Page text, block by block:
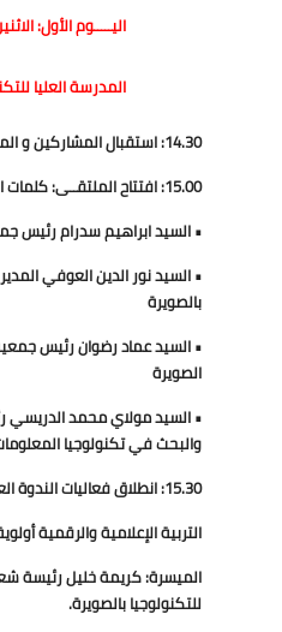
اليـــــوم الأول: الاثنين 01 أبريل
المدرسة العليا
14.30: استقبال المشاركين و المشاركات؛
15.00: افتتاح الملتقــى: كلمات الجهات المنظمة والشريكة
• السيد ابراهيم سدرام رئيس
• السيد نور الدين العوفي
بالصويرة
• السيد عماد رضوان رئيس
الصويرة
• السيد مولاي محمد الدريسي
والبحث في تكنولوجيا
15.30: انطلاق فعاليات الندوة العلمية:
التربية الإعلامية والرقمية
الميسرة: كريمة خليل رئيسة
للتكنولوجيا بالصويرة.